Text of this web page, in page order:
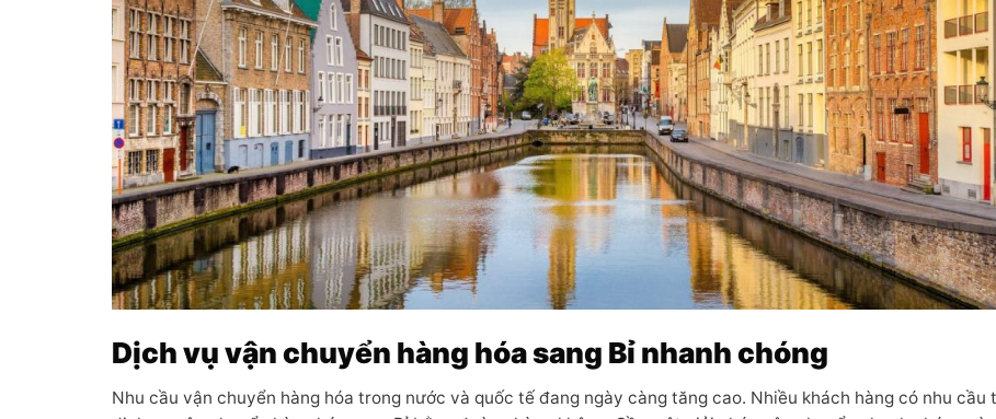
Dịch vụ vận chuyển hàng hóa sang Bỉ nhanh chóng
Nhu cầu vận chuyển hàng hóa trong nước và quốc tế đang ngày càng tăng cao. Nhiều khách hàng có nhu cầu